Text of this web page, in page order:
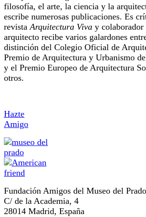
filosofía, el arte, la ciencia y la
escribe numerosas publicaciones. Es
revistaArquitectura Viva y colaborador
arquitecto recibe varios galardones
distinción del Colegio Oficial de
Premio de Arquitectura y Urbanismo
y el Premio Europeo de Arquitectura
otros.
Hazte
Amigo
Fundación Amigos del Museo del Prado
C/ de la Academia, 4
28014 Madrid, España